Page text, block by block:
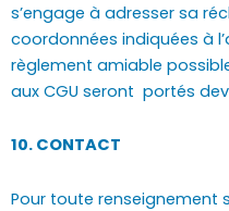
s’engage à adresser sa
coordonnées indiquées à
règlement amiable
aux CGU seront portés
10. CONTACT
Pour toute renseignement